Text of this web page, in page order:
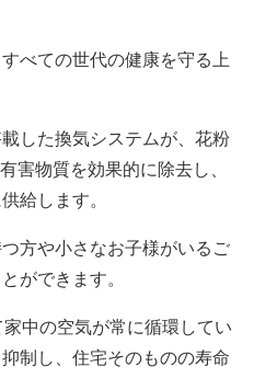
べての世代の健康を守る上
した換気システムが、花粉
害物質を効果的に除去し、
給します。
方や小さなお子様がいるご
ができます。
中の空気が常に循環してい
制し、住宅そのものの寿命